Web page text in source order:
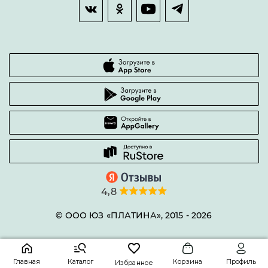
Часто задаваемые вопросы
4,8
© ООО ЮЗ «ПЛАТИНА», 2015 - 2026
Главная Каталог Избранное Корзина Профиль